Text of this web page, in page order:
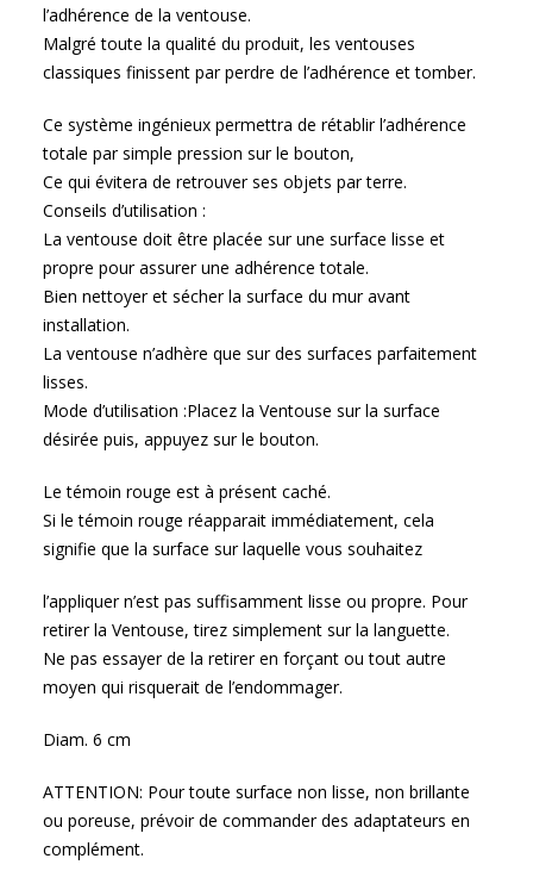
l’adhérence de la ventouse.
Malgré toute la qualité du produit, les ventouses
classiques finissent par perdre de l’adhérence et tomber.
Ce système ingénieux permettra de rétablir l’adhérence
totale par simple pression sur le bouton,
Ce qui évitera de retrouver ses objets par terre.
Conseils d’utilisation :
La ventouse doit être placée sur une surface lisse et
propre pour assurer une adhérence totale.
Bien nettoyer et sécher la surface du mur avant
installation.
La ventouse n’adhère que sur des surfaces parfaitement
lisses.
Mode d’utilisation :Placez la Ventouse sur la surface
désirée puis, appuyez sur le bouton.
Le témoin rouge est à présent caché.
Si le témoin rouge réapparait immédiatement, cela
signifie que la surface sur laquelle vous souhaitez
l’appliquer n’est pas suffisamment lisse ou propre. Pour
retirer la Ventouse, tirez simplement sur la languette.
Ne pas essayer de la retirer en forçant ou tout autre
moyen qui risquerait de l’endommager.
Diam. 6 cm
ATTENTION: Pour toute surface non lisse, non brillante
ou poreuse, prévoir de commander des adaptateurs en
complément.